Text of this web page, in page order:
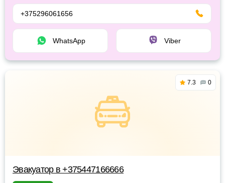
+375296061656
WhatsApp Viber
7.3 0
Эвакуатор в +375447166666